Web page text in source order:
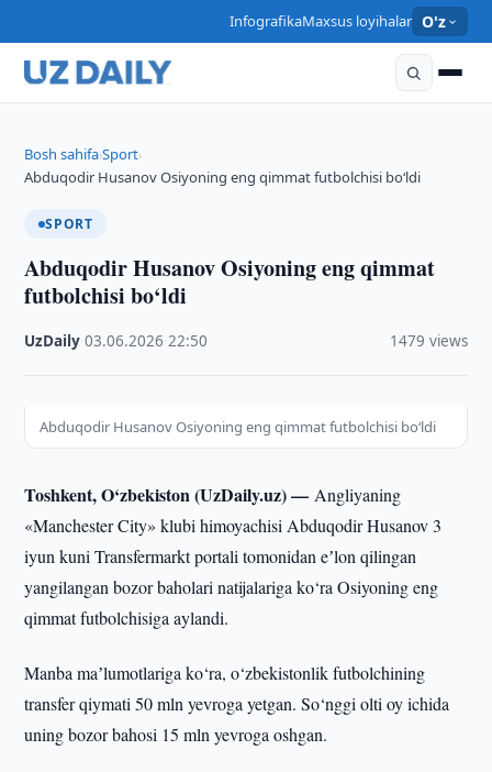
InfografikaMaxsus loyihalar O'z
Bosh sahifa›Sport›
Abduqodir Husanov Osiyoning eng qimmat futbolchisi bo‘ldi
SPORT
Abduqodir Husanov Osiyoning eng qimmat
futbolchisi bo‘ldi
UzDaily ·03.06.2026 ·22:50 1479 views
Abduqodir Husanov Osiyoning eng qimmat futbolchisi bo‘ldi
Toshkent, O‘zbekiston (UzDaily.uz) —Angliyaning
«Manchester City» klubi himoyachisi Abduqodir Husanov 3
iyun kuni Transfermarkt portali tomonidan eʼlon qilingan
yangilangan bozor baholari natijalariga ko‘ra Osiyoning eng
qimmat futbolchisiga aylandi.
Manba maʼlumotlariga ko‘ra, o‘zbekistonlik futbolchining
transfer qiymati 50 mln yevroga yetgan. So‘nggi olti oy ichida
uning bozor bahosi 15 mln yevroga oshgan.